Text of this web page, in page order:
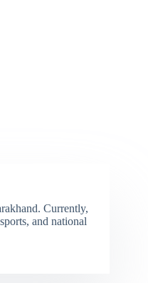
Currently,
and national